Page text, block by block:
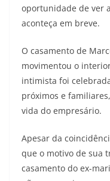
oportunidade de ver
aconteça em breve.
O casamento de
movimentou o
intimista foi
próximos e
vida do empresário.
Apesar da
que o motivo de sua
casamento do ex-